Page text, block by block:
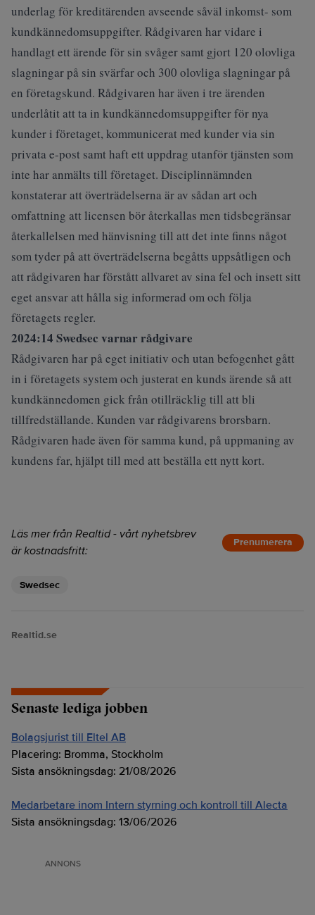
underlag för kreditärenden avseende såväl inkomst- som
kundkännedomsuppgifter. Rådgivaren har vidare i
handlagt ett ärende för sin svåger samt gjort 120 olovliga
slagningar på sin svärfar och 300 olovliga slagningar på
en företagskund. Rådgivaren har även i tre ärenden
underlåtit att ta in kundkännedomsuppgifter för nya
kunder i företaget, kommunicerat med kunder via sin
privata e-post samt haft ett uppdrag utanför tjänsten som
inte har anmälts till företaget. Disciplinnämnden
konstaterar att överträdelserna är av sådan art och
omfattning att licensen bör återkallas men tidsbegränsar
återkallelsen med hänvisning till att det inte finns något
som tyder på att överträdelserna begåtts uppsåtligen och
att rådgivaren har förstått allvaret av sina fel och insett sitt
eget ansvar att hålla sig informerad om och följa
företagets regler.
2024:14 Swedsec varnar rådgivare
Rådgivaren har på eget initiativ och utan befogenhet gått
in i företagets system och justerat en kunds ärende så att
kundkännedomen gick från otillräcklig till att bli
tillfredställande. Kunden var rådgivarens brorsbarn.
Rådgivaren hade även för samma kund, på uppmaning av
kundens far, hjälpt till med att beställa ett nytt kort.
Läs mer från Realtid - vårt nyhetsbrev
är kostnadsfritt:
Prenumerera
Swedsec
Realtid.se
Senaste lediga jobben
Bolagsjurist till Eltel AB
Placering: Bromma, Stockholm
Sista ansökningsdag: 21/08/2026
Medarbetare inom Intern styrning och kontroll till Alecta
Sista ansökningsdag: 13/06/2026
ANNONS